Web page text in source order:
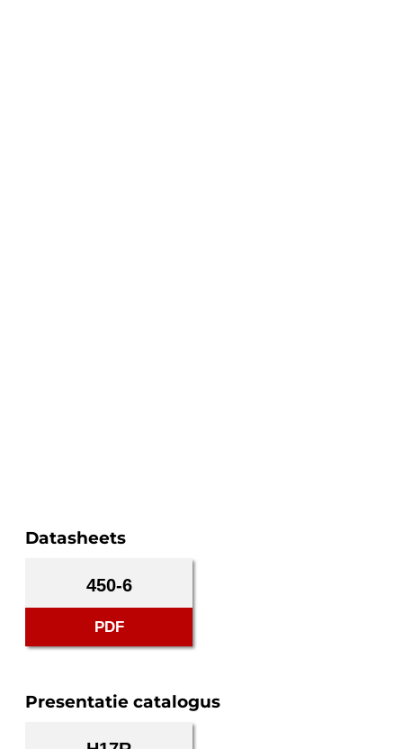
Datasheets
450-6
PDF
Presentatie catalogus